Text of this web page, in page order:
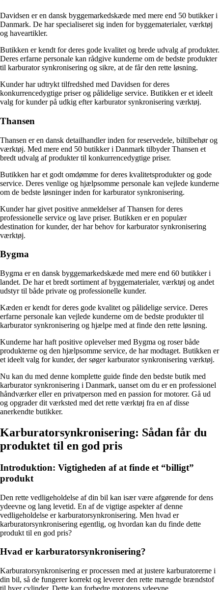
Davidsen er en dansk byggemarkedskæde med mere end 50 butikker i
Danmark. De har specialiseret sig inden for byggematerialer, værktøj
og haveartikler.
Butikken er kendt for deres gode kvalitet og brede udvalg af produkter.
Deres erfarne personale kan rådgive kunderne om de bedste produkter
til karburator synkronisering og sikre, at de får den rette løsning.
Kunder har udtrykt tilfredshed med Davidsen for deres
konkurrencedygtige priser og pålidelige service. Butikken er et ideelt
valg for kunder på udkig efter karburator synkronisering værktøj.
Thansen
Thansen er en dansk detailhandler inden for reservedele, biltilbehør og
værktøj. Med mere end 50 butikker i Danmark tilbyder Thansen et
bredt udvalg af produkter til konkurrencedygtige priser.
Butikken har et godt omdømme for deres kvalitetsprodukter og gode
service. Deres venlige og hjælpsomme personale kan vejlede kunderne
om de bedste løsninger inden for karburator synkronisering.
Kunder har givet positive anmeldelser af Thansen for deres
professionelle service og lave priser. Butikken er en populær
destination for kunder, der har behov for karburator synkronisering
værktøj.
Bygma
Bygma er en dansk byggemarkedskæde med mere end 60 butikker i
landet. De har et bredt sortiment af byggematerialer, værktøj og andet
udstyr til både private og professionelle kunder.
Kæden er kendt for deres gode kvalitet og pålidelige service. Deres
erfarne personale kan vejlede kunderne om de bedste produkter til
karburator synkronisering og hjælpe med at finde den rette løsning.
Kunderne har haft positive oplevelser med Bygma og roser både
produkterne og den hjælpsomme service, de har modtaget. Butikken er
et ideelt valg for kunder, der søger karburator synkronisering værktøj.
Nu kan du med denne komplette guide finde den bedste butik med
karburator synkronisering i Danmark, uanset om du er en professionel
håndværker eller en privatperson med en passion for motorer. Gå ud
og opgrader dit værksted med det rette værktøj fra en af disse
anerkendte butikker.
Karburatorsynkronisering: Sådan får du
produktet til en god pris
Introduktion: Vigtigheden af at finde et “billigt”
produkt
Den rette vedligeholdelse af din bil kan især være afgørende for dens
ydeevne og lang levetid. En af de vigtige aspekter af denne
vedligeholdelse er karburatorsynkronisering. Men hvad er
karburatorsynkronisering egentlig, og hvordan kan du finde dette
produkt til en god pris?
Hvad er karburatorsynkronisering?
Karburatorsynkronisering er processen med at justere karburatorerne i
din bil, så de fungerer korrekt og leverer den rette mængde brændstof
til hver cylinder. Dette kan forbedre motorens ydeevne,